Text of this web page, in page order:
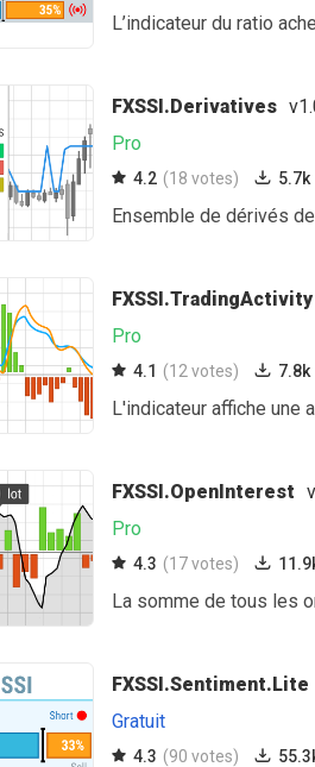
L’indicateur du ratio
FXSSI.Derivatives
Pro
4.2 (18 votes) 5.7k
Ensemble de dérivés
FXSSI.TradingActivity
Pro
4.1 (12 votes) 7.8k
L'indicateur affiche une
FXSSI.OpenInterest
Pro
4.3 (17 votes)
La somme de tous les
FXSSI.Sentiment.Lite
Gratuit
4.3 (90 votes)